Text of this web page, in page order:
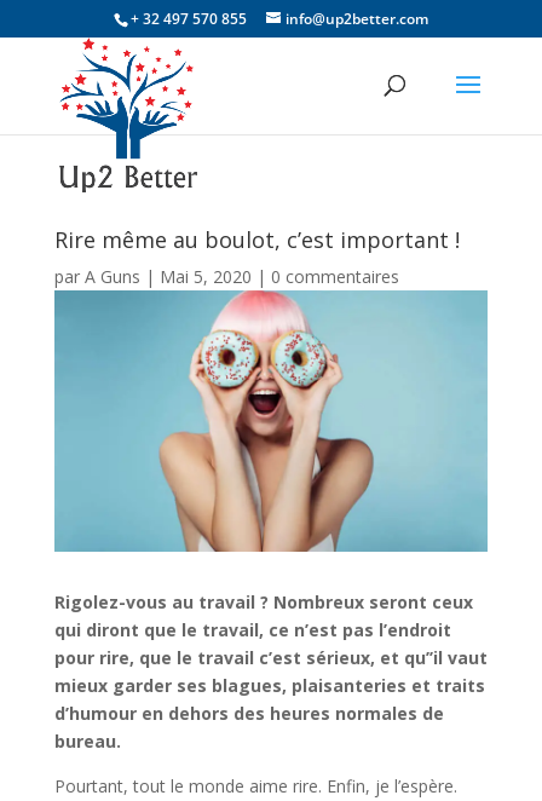
+ 32 497 570 855 info@up2better.com
Rire même au boulot, c’est important !
par A Guns | Mai 5, 2020 | 0 commentaires
Rigolez-vous au travail ? Nombreux seront ceux
qui diront que le travail, ce n’est pas l’endroit
pour rire, que le travail c’est sérieux, et qu’’il vaut
mieux garder ses blagues, plaisanteries et traits
d’humour en dehors des heures normales de
bureau.
Pourtant, tout le monde aime rire. Enfin, je l’espère.